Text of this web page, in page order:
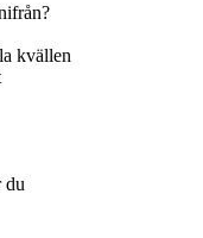
kvällen
du